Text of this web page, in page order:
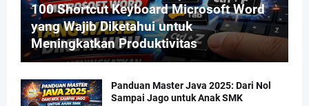
100 Shortcut Keyboard Microsoft Word
yang Wajib Diketahui untuk
Meningkatkan Produktivitas
Panduan Master Java 2025: Dari Nol
Sampai Jago untuk Anak SMK